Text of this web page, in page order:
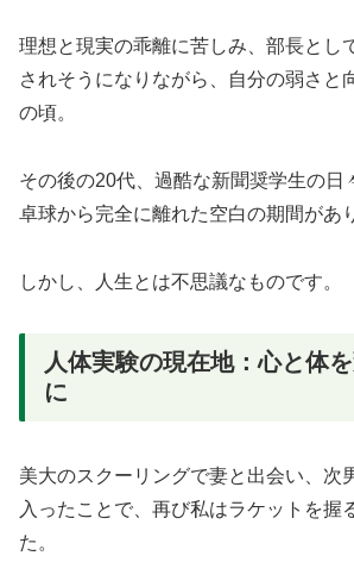
理想と現実の乖離に苦しみ、部長とし
されそうになりながら、自分の弱さと
の頃。
その後の20代、過酷な新聞奨学生の日
卓球から完全に離れた空白の期間があ
しかし、人生とは不思議なものです。
人体実験の現在地：心と体
に
美大のスクーリングで妻と出会い、次
入ったことで、再び私はラケットを握
た。